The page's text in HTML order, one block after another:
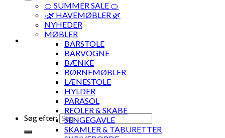
Søg efter:
🍊 SUMMER SALE 🍊
·🌿 HAVEMØBLER 🌿
NYHEDER
MØBLER
BARSTOLE
BARVOGNE
BÆNKE
BØRNEMØBLER
LÆNESTOLE
HYLDER
PARASOL
REOLER & SKABE
SENGEGAVLE
SKAMLER & TABURETTER